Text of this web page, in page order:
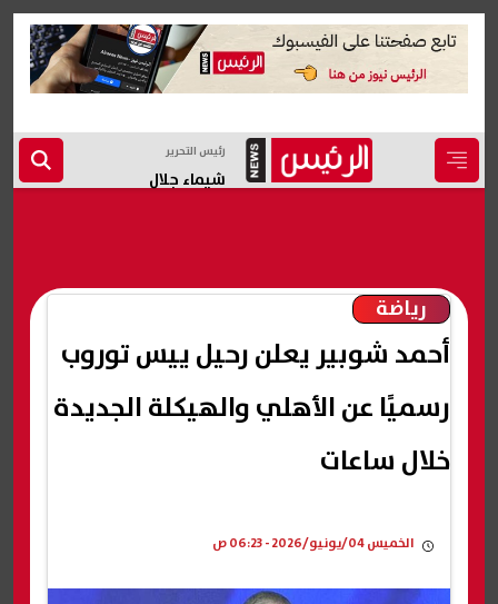
رئيس التحرير
شيماء جلال
رياضة
أحمد شوبير يعلن رحيل ييس توروب
رسميًا عن الأهلي والهيكلة الجديدة
خلال ساعات
الخميس 04/يونيو/2026 - 06:23 ص